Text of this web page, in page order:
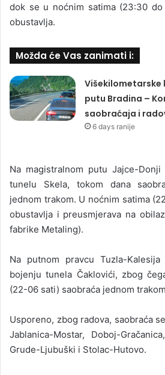
dok se u noćnim satima (23:30
obustavlja.
Možda će Vas zanimati i:
Višekilometarske
putu Bradina –
saobraćaja i
6 days ranije
Na magistralnom putu Jajce-
tunelu Skela, tokom dana
jednom trakom. U noćnim satima
obustavlja i preusmjerava na
fabrike Metaling).
Na putnom pravcu Tuzla-
bojenju tunela Čaklovići, zbog
(22-06 sati) saobraća jednom
Usporeno, zbog radova, saobraća
Jablanica-Mostar, Doboj-
Grude-Ljubuški i Stolac-Hutovo.